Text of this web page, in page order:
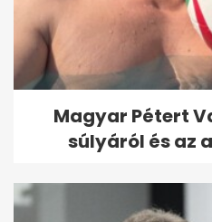
Magyar Pétert
súlyáról és az